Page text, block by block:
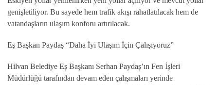
genişletiliyor. Bu sayede hem trafik akışı rahatlatılacak hem de
vatandaşların ulaşım konforu artırılacak.
Eş Başkan Paydaş “Daha İyi Ulaşım İçin Çalışıyoruz”
Hilvan Belediye Eş Başkanı Serhan Paydaş’ın Fen İşleri
Müdürlüğü tarafından devam eden çalışmaları yerinde